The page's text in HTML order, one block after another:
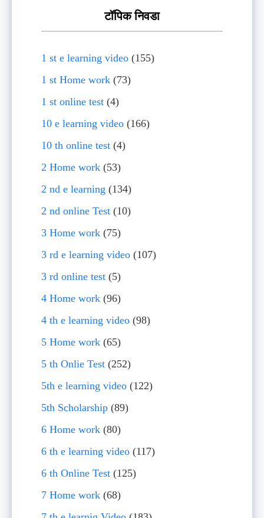
टॉपिक निवडा
1 st e learning video (155)
1 st Home work (73)
1 st online test (4)
10 e learning video (166)
10 th online test (4)
2 Home work (53)
2 nd e learning (134)
2 nd online Test (10)
3 Home work (75)
3 rd e learning video (107)
3 rd online test (5)
4 Home work (96)
4 th e learning video (98)
5 Home work (65)
5 th Onlie Test (252)
5th e learning video (122)
5th Scholarship (89)
6 Home work (80)
6 th e learning video (117)
6 th Online Test (125)
7 Home work (68)